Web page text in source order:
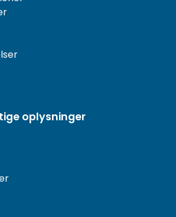
oplysninger